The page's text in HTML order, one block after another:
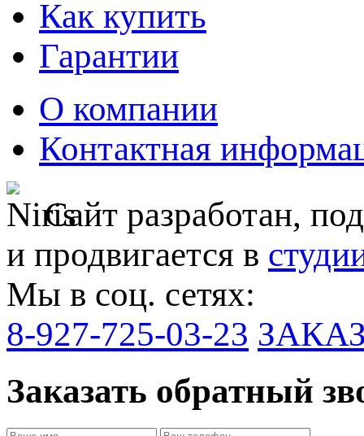
Как купить
Гарантии
О компании
Контактная
Сайт разработан,
и продвигается в
Мы в соц. сетях:
8-927-725-03-23
Заказать обратный